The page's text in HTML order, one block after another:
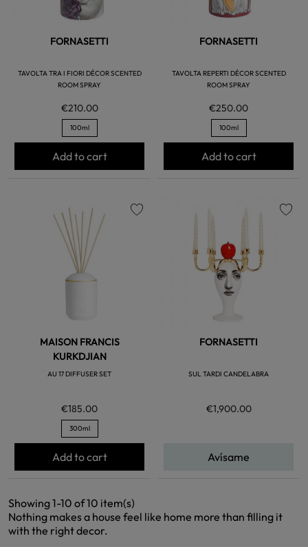
FORNASETTI
TAVOLTA TRA I FIORI DÉCOR SCENTED
ROOM SPRAY
€210.00
100ml
Add to cart
FORNASETTI
TAVOLTA REPERTI DÉCOR SCENTED
ROOM SPRAY
€250.00
100ml
Add to cart
MAISON FRANCIS
KURKDJIAN
AU 17 DIFFUSER SET
€185.00
300ml
Add to cart
FORNASETTI
SUL TARDI CANDELABRA
€1,900.00
Avísame
Showing 1-10 of 10 item(s)
Nothing makes a house feel like home more than filling it
with the right decor.